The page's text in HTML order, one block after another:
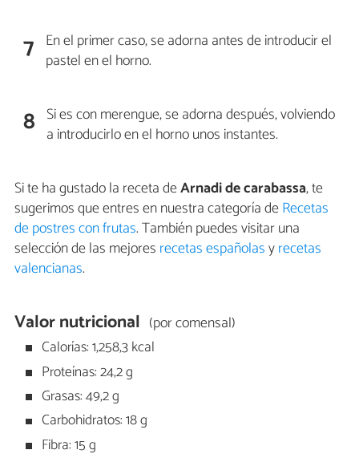
7 En el primer caso, se adorna antes de introducir el
pastel en el horno.
8 Si es con merengue, se adorna después, volviendo
a introducirlo en el horno unos instantes.
Si te ha gustado la receta deArnadi de carabassa, te
sugerimos que entres en nuestra categoría deRecetas
de postres con frutas. También puedes visitar una
selección de las mejores recetas españolasyrecetas
valencianas.
Valor nutricional (por comensal)
Calorías: 1,258,3 kcal
Proteínas: 24,2 g
Grasas: 49,2 g
Carbohidratos: 18 g
Fibra: 15 g